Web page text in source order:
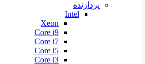
پردازنده
Intel
Xeon
Core i9
Core i7
Core i5
Core i3